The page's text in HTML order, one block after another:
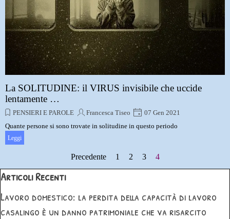
La SOLITUDINE: il VIRUS invisibile che uccide
lentamente …
PENSIERI E PAROLE Francesca Tiseo
07 Gen 2021
Quante persone si sono trovate in solitudine in questo periodo
Leggi
Precedente Vai a pagina:
1 Vai a pagina:
2 Vai a pagina:
3 Pagina corrente:
4
Salta blocco Articoli Recenti
Articoli Recenti
Lavoro domestico: la perdita della capacità di lavoro
casalingo è un danno patrimoniale che va risarcito